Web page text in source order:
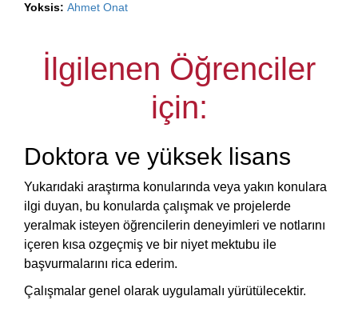
Yoksis: Ahmet Onat
İlgilenen Öğrenciler
için:
Doktora ve yüksek lisans
Yukarıdaki araştırma konularında veya yakın konulara
ilgi duyan, bu konularda çalışmak ve projelerde
yeralmak isteyen öğrencilerin deneyimleri ve notlarını
içeren kısa ozgeçmiş ve bir niyet mektubu ile
başvurmalarını rica ederim.
Çalışmalar genel olarak uygulamalı yürütülecektir.